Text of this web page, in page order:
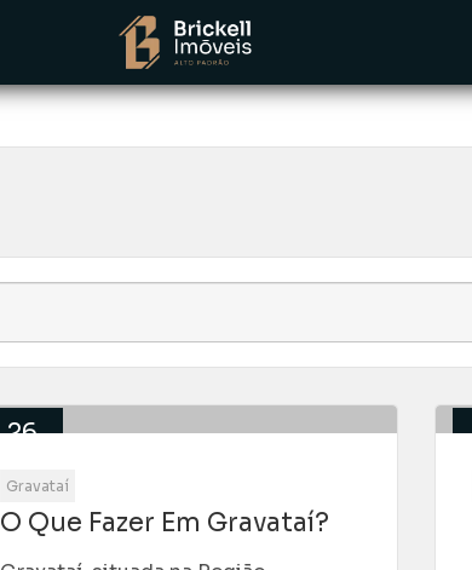
26
Ago
Gravataí
O Que Fazer Em Gravataí?